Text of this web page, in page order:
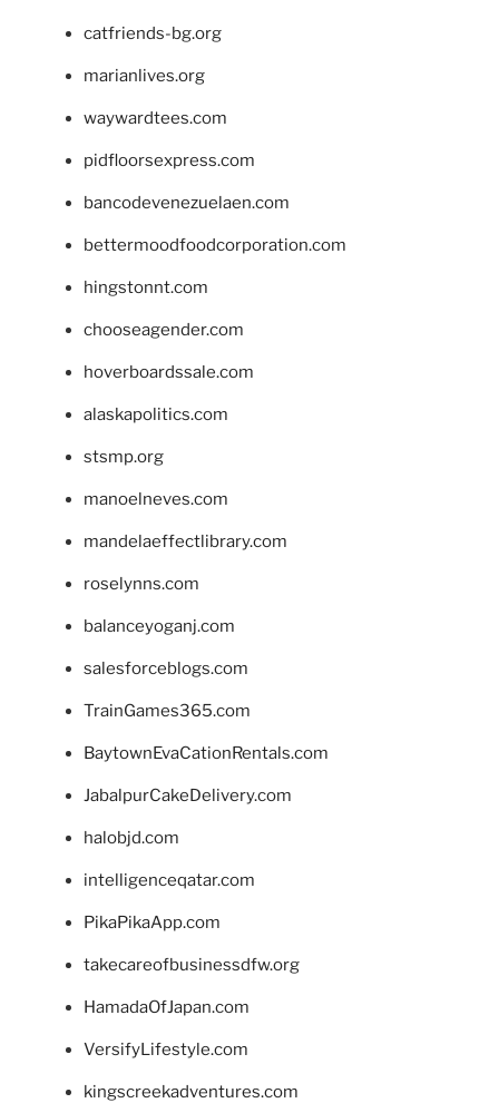
catfriends-bg.org
marianlives.org
waywardtees.com
pidfloorsexpress.com
bancodevenezuelaen.com
bettermoodfoodcorporation.com
hingstonnt.com
chooseagender.com
hoverboardssale.com
alaskapolitics.com
stsmp.org
manoelneves.com
mandelaeffectlibrary.com
roselynns.com
balanceyoganj.com
salesforceblogs.com
TrainGames365.com
BaytownEvaCationRentals.com
JabalpurCakeDelivery.com
halobjd.com
intelligenceqatar.com
PikaPikaApp.com
takecareofbusinessdfw.org
HamadaOfJapan.com
VersifyLifestyle.com
kingscreekadventures.com